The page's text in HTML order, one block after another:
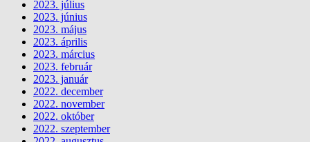
2023. július
2023. június
2023. május
2023. április
2023. március
2023. február
2023. január
2022. december
2022. november
2022. október
2022. szeptember